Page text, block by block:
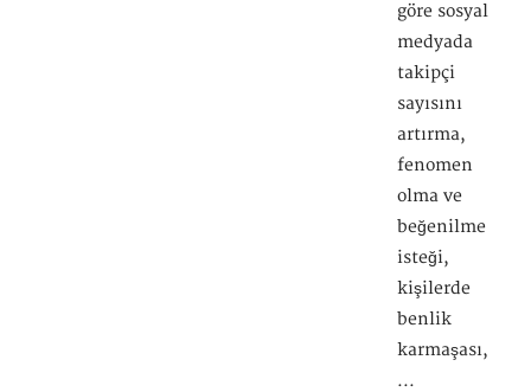
göre sosyal
medyada
takipçi
sayısını
artırma,
fenomen
olma ve
beğenilme
isteği,
kişilerde
benlik
karmaşası,
...